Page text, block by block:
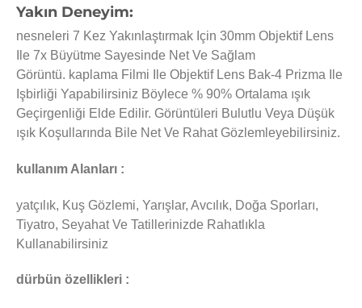
Yakın Deneyim:
nesneleri 7 Kez Yakınlaştırmak Için 30mm Objektif Lens
Ile 7x Büyütme Sayesinde Net Ve Sağlam
Görüntü. kaplama Filmi Ile Objektif Lens Bak-4 Prizma Ile
Işbirliği Yapabilirsiniz Böylece % 90% Ortalama ışık
Geçirgenliği Elde Edilir. Görüntüleri Bulutlu Veya Düşük
ışık Koşullarında Bile Net Ve Rahat Gözlemleyebilirsiniz.
kullanım Alanları :
yatçılık, Kuş Gözlemi, Yarışlar, Avcılık, Doğa Sporları,
Tiyatro, Seyahat Ve Tatillerinizde Rahatlıkla
Kullanabilirsiniz
dürbün özellikleri :